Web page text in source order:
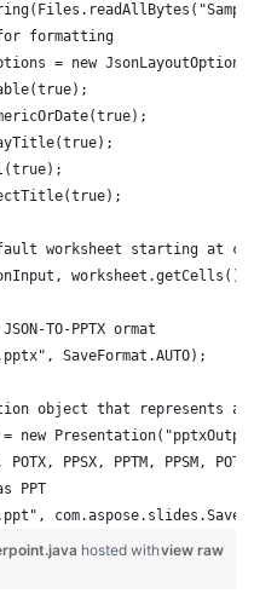
formatting
= new
worksheet starting at
TO-PPTX ormat
SaveFormat.AUTO);
object that represents a
new
PPSX, PPTM, PPSM,
PPT
view raw
hosted with